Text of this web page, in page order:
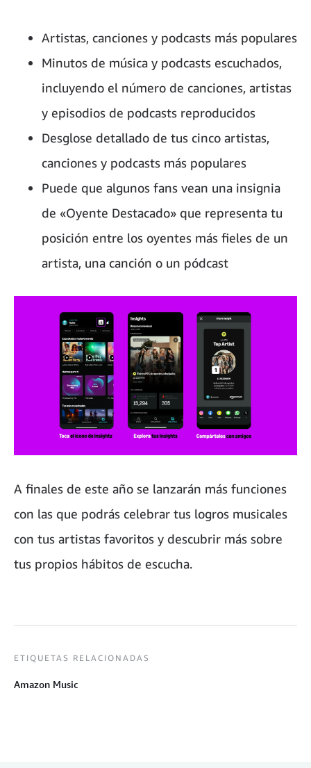
Artistas, canciones y podcasts más populares
Minutos de música y podcasts escuchados,
incluyendo el número de canciones, artistas
y episodios de podcasts reproducidos
Desglose detallado de tus cinco artistas,
canciones y podcasts más populares
Puede que algunos fans vean una insignia
de «Oyente Destacado» que representa tu
posición entre los oyentes más fieles de un
artista, una canción o un pódcast
A finales de este año se lanzarán más funciones
con las que podrás celebrar tus logros musicales
con tus artistas favoritos y descubrir más sobre
tus propios hábitos de escucha.
ETIQUETAS RELACIONADAS
Amazon Music